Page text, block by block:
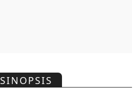
SINOPSIS